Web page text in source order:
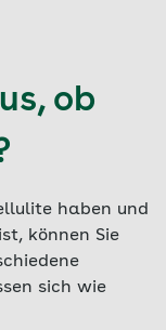
ob
haben und
können Sie
sich wie